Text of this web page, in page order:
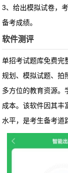
3、给出模拟试卷，
备考成绩。
软件测评
单招考试题库免费完
规划、模拟试题、拍
多方位的教育资源。
成本。该软件因其丰
水平，是考生备考道